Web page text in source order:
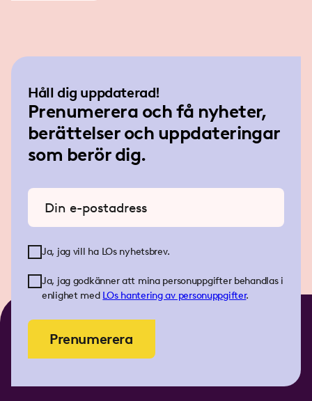
Håll dig uppdaterad!
Prenumerera och få nyheter,
berättelser och uppdateringar
som berör dig.
Ange din e-postadress
Ja, jag vill ha LOs nyhetsbrev.
Ja, jag godkänner att mina personuppgifter behandlas i
enlighet med LOs hantering av personuppgifter.
Prenumerera